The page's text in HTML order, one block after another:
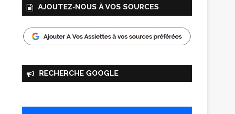
AJOUTEZ‑NOUS À VOS SOURCES
RECHERCHE GOOGLE